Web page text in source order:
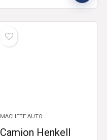
MACHETE AUTO
Camion Henkell